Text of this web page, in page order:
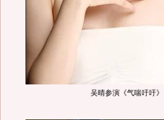
吴晴参演《气喘吁吁》